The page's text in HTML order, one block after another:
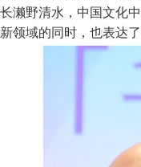
长濑野清水，中国文化
新领域的同时，也表达